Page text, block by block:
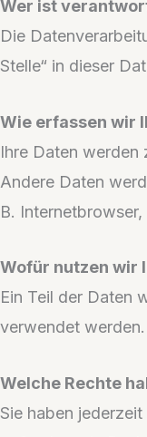
Wer ist
Die
Stelle“ in dieser
Wie erfassen wir
Ihre Daten werden
Andere Daten
B.
Wofür nutzen wir
Ein Teil der Daten
verwendet werden.
Welche Rechte
Sie haben